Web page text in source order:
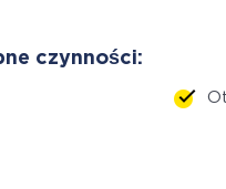
czynności: